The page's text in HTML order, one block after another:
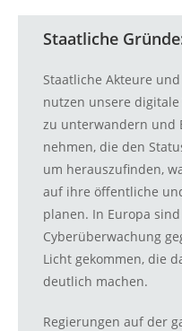
Staatliche
Staatliche Akteure
nutzen unsere
zu unterwandern und
nehmen, die den
um herauszufinden,
auf ihre öffentliche
planen. In Europa
Cyberüberwachung
Licht gekommen, die
deutlich machen.
Regierungen auf der